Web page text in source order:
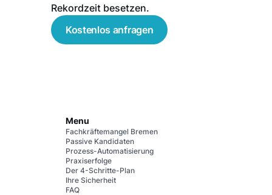
Rekordzeit besetzen.
Kostenlos anfragen
Menu
Fachkräftemangel Bremen
Passive Kandidaten
Prozess-Automatisierung
Praxiserfolge
Der 4-Schritte-Plan
Ihre Sicherheit
FAQ